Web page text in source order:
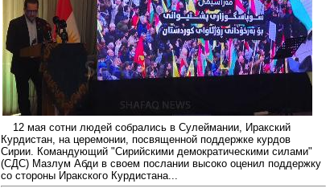
12 мая сотни людей собрались в Сулеймании, Иракский
Курдистан, на церемонии, посвященной поддержке курдов
Сирии. Командующий "Сирийскими демократическими силами"
(СДС) Мазлум Абди в своем послании высоко оценил поддержку
со стороны Иракского Курдистана...